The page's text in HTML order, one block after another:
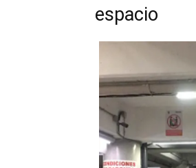
espacio